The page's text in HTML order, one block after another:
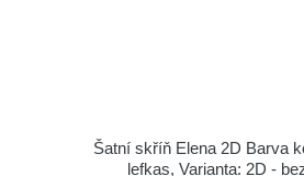
Šatní skříň Elena 2D Barva
lefkas, Varianta: 2D -